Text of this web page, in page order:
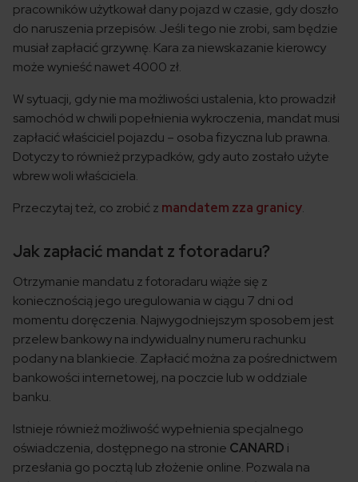
pracowników użytkował dany pojazd w czasie, gdy doszło
do naruszenia przepisów. Jeśli tego nie zrobi, sam będzie
musiał zapłacić grzywnę. Kara za niewskazanie kierowcy
może wynieść nawet 4000 zł.
W sytuacji, gdy nie ma możliwości ustalenia, kto prowadził
samochód w chwili popełnienia wykroczenia, mandat musi
zapłacić właściciel pojazdu – osoba fizyczna lub prawna.
Dotyczy to również przypadków, gdy auto zostało użyte
wbrew woli właściciela.
Przeczytaj też, co zrobić z mandatem zza granicy.
Jak zapłacić mandat z fotoradaru?
Otrzymanie mandatu z fotoradaru wiąże się z
koniecznością jego uregulowania w ciągu 7 dni od
momentu doręczenia. Najwygodniejszym sposobem jest
przelew bankowy na indywidualny numeru rachunku
podany na blankiecie. Zapłacić można za pośrednictwem
bankowości internetowej, na poczcie lub w oddziale
banku.
Istnieje również możliwość wypełnienia specjalnego
oświadczenia, dostępnego na stronie CANARD i
przesłania go pocztą lub złożenie online. Pozwala na